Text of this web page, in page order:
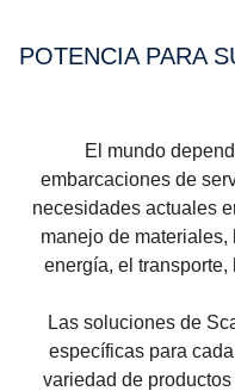
POTENCIA PARA
El mundo
embarcaciones de
necesidades actuales
manejo de
energía, el transporte,
Las soluciones de
específicas para
variedad de